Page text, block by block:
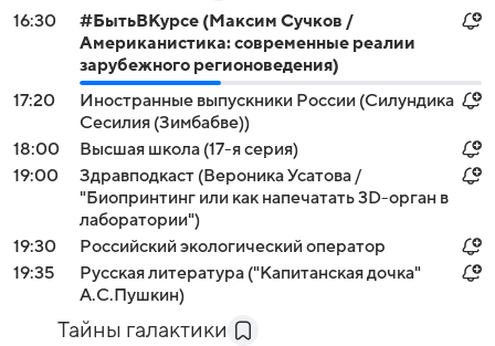
16:30
#БытьВКурсе (Максим Сучков /
Американистика: современные реалии
зарубежного регионоведения)
17:20
Иностранные выпускники России (Силундика
Сесилия (Зимбабве))
18:00
Высшая школа (17-я серия)
19:00
Здравподкаст (Вероника Усатова /
"Биопринтинг или как напечатать 3D-орган в
лаборатории")
19:30
Российский экологический оператор
19:35
Русская литература ("Капитанская дочка"
А.С.Пушкин)
Тайны галактики